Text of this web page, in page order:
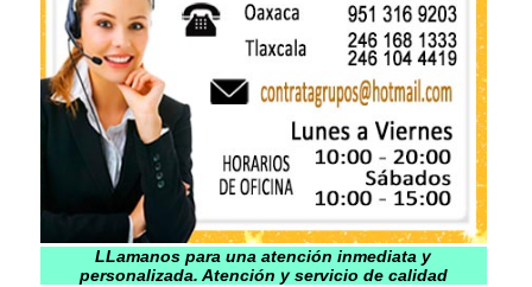
LLamanos para una atención inmediata y
personalizada. Atención y servicio de calidad